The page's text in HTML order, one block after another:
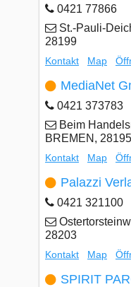
0421 77866
St.-Pauli-
28199
Kontakt Map
MediaNet
0421 373783
Beim
BREMEN, 28195
Kontakt Map
Palazzi
0421 321100
28203
Kontakt Map
SPIRIT